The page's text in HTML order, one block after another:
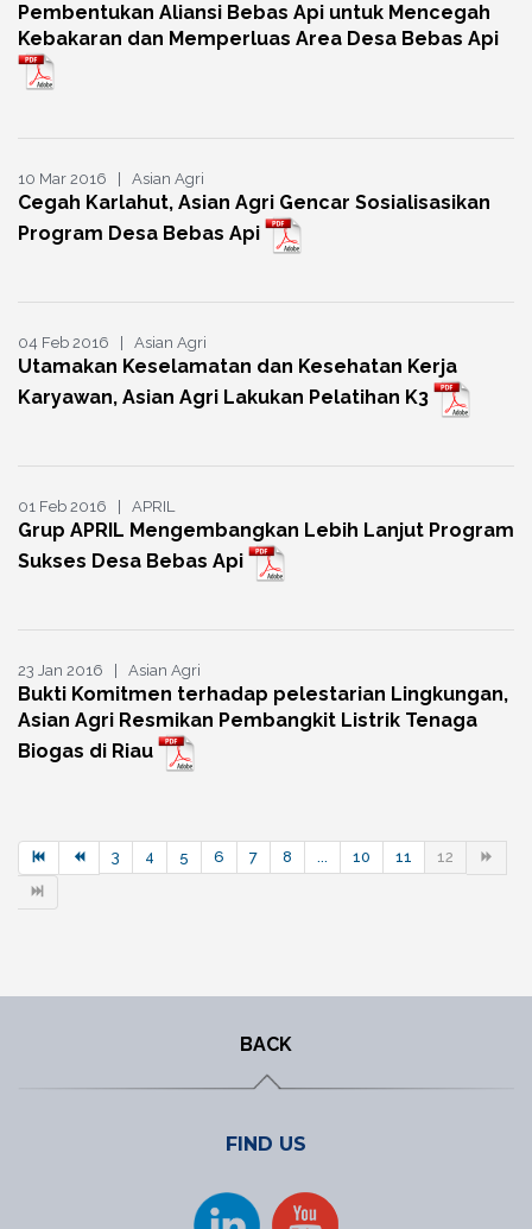
Pembentukan Aliansi Bebas Api untuk Mencegah
Kebakaran dan Memperluas Area Desa Bebas Api
10 Mar 2016 | Asian Agri
Cegah Karlahut, Asian Agri Gencar Sosialisasikan
Program Desa Bebas Api
04 Feb 2016 | Asian Agri
Utamakan Keselamatan dan Kesehatan Kerja
Karyawan, Asian Agri Lakukan Pelatihan K3
01 Feb 2016 | APRIL
Grup APRIL Mengembangkan Lebih Lanjut Program
Sukses Desa Bebas Api
23 Jan 2016 | Asian Agri
Bukti Komitmen terhadap pelestarian Lingkungan,
Asian Agri Resmikan Pembangkit Listrik Tenaga
Biogas di Riau
3 4 5 6 7 8 ... 10 11 12
BACK
FIND US